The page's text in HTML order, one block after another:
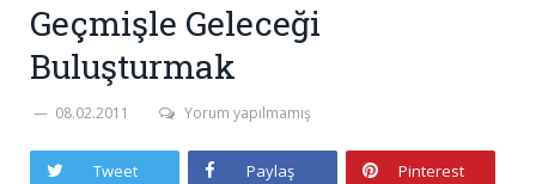
Geçmişle Geleceği
Buluşturmak
08.02.2011 Yorum yapılmamış
Tweet Paylaş Pinterest